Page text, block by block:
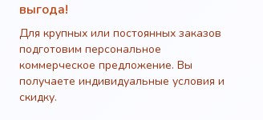
выгода!
Для крупных или постоянных заказов
подготовим персональное
коммерческое предложение. Вы
получаете индивидуальные условия и
скидку.